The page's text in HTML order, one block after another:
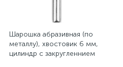
Шарошка абразивная (по
металлу), хвостовик 6 мм,
цилиндр с закругленнием